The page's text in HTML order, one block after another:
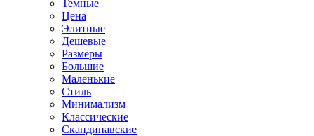
Темные
Цена
Элитные
Дешевые
Размеры
Большие
Маленькие
Стиль
Минимализм
Классические
Скандинавские